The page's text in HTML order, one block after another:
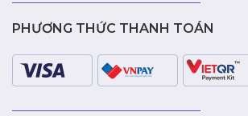
PHƯƠNG THỨC THANH TOÁN